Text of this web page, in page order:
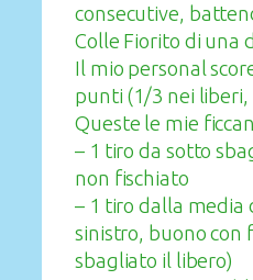
consecutive,
Colle Fiorito di una
Il mio personal
punti (1/3 nei liberi,
Queste le mie
– 1 tiro da sotto
non fischiato
– 1 tiro dalla media
sinistro, buono con
sbagliato il libero)